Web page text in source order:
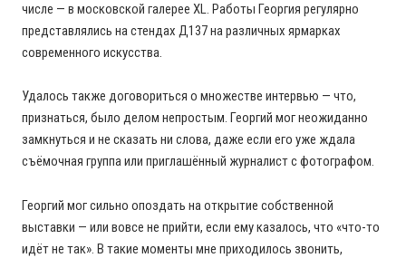
числе — в московской галерее XL. Работы Георгия регулярно
представлялись на стендах Д137 на различных ярмарках
современного искусства.
Удалось также договориться о множестве интервью — что,
признаться, было делом непростым. Георгий мог неожиданно
замкнуться и не сказать ни слова, даже если его уже ждала
съёмочная группа или приглашённый журналист с фотографом.
Георгий мог сильно опоздать на открытие собственной
выставки — или вовсе не прийти, если ему казалось, что «что-то
идёт не так». В такие моменты мне приходилось звонить,